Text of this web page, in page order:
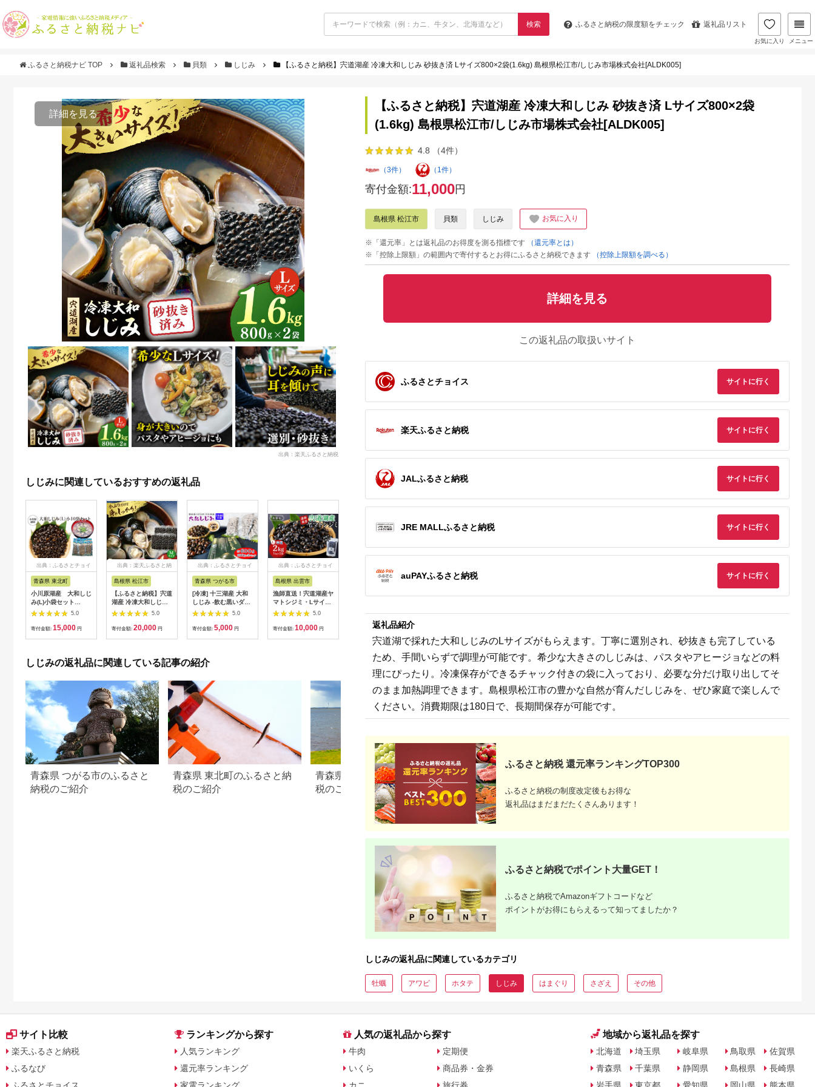
検索 ふるさと納税の限度額をチェック 返礼品リスト
お気に入り メニュー
ふるさと納税ナビ TOP 返礼品検索 貝類 しじみ 【ふるさと納税】宍道湖産 冷凍大和しじみ 砂抜き済 Lサイズ800×2袋(1.6kg) 島根県松江市/しじみ市場株式会社[ALDK005]
詳細を見る
出典：楽天ふるさと納税
しじみに関連しているおすすめの返礼品
出典：ふるさとチョイ
青森県 東北町
小川原湖産 大和しじ
み(L)小袋セット
150g×10パック/計
1kg 【02408-
0128】
5.0
寄付金額: 15,000 円
出典：楽天ふるさと納
島根県 松江市
【ふるさと納税】宍道
湖産 冷凍大和しじみ
砂抜き済 Mサイズ
800g×6袋(4.8kg) 島
根県松江市/しじみ市
5.0
寄付金額: 20,000 円
出典：ふるさとチョイ
青森県 つがる市
[冷凍] 十三湖産 大和
しじみ -飲む黒いダイ
ヤ- 600g (小貝
200g×3パック)｜ヤマ
トシジミ貝 青森 津軽
汁 [0767]
5.0
寄付金額: 5,000 円
出典：ふるさとチョイ
島根県 出雲市
漁師直送！宍道湖産ヤ
マトシジミ・Lサイズ
冷凍 2kg ｜ヤマトシ
ジミ 宍道湖産 しじみ
蜆 貝 冷凍 味噌汁 し
5.0
寄付金額: 10,000 円
ス
茨城県 水戸市
川【シジミ オルニチ
ン ミネラル ビタミン
B12 出汁 肝臓 味噌汁
スープ 茨城県 水戸
市】（IX-115）
5.0
寄付金額:7,000円
北海道 網走市
5.0 5.0 5.0
出典：楽天ふるさと納
税
cai 栄養 料理 調理 レ
シピ 蜆 島根県 出雲市
5.0
出典：ふるさとチョ
青森県 六ヶ所村
しじみの返礼品に関連している記事の紹介
青森県 つがる市のふるさと
納税のご紹介
青森県 東北町のふるさと納
税のご紹介
青森県 中泊町のふるさと納
税のご紹介
茨城県 大洗町のふるさと納
税のご紹介
【ふるさと納税】宍道湖産 冷凍大和しじみ 砂抜き済 Lサイズ800×2袋
(1.6kg) 島根県松江市/しじみ市場株式会社[ALDK005]
4.8 （4件）
（3件） （1件）
寄付金額:11,000円
島根県 松江市 貝類 しじみ お気に入り
※「還元率」とは返礼品のお得度を測る指標です
（還元率とは）
※「控除上限額」の範囲内で寄付するとお得にふるさと納税できます
（控除上限額を調べる）
詳細を見る
この返礼品の取扱いサイト
ふるさとチョイス サイトに行く
楽天ふるさと納税 サイトに行く
JALふるさと納税 サイトに行く
JRE MALLふるさと納税 サイトに行く
auPAYふるさと納税 サイトに行く
返礼品紹介
宍道湖で採れた大和しじみのLサイズがもらえます。丁寧に選別され、砂抜きも完了している
ため、手間いらずで調理が可能です。希少な大きさのしじみは、パスタやアヒージョなどの料
理にぴったり。冷凍保存ができるチャック付きの袋に入っており、必要な分だけ取り出してそ
のまま加熱調理できます。島根県松江市の豊かな自然が育んだしじみを、ぜひ家庭で楽しんで
ください。消費期限は180日で、長期間保存が可能です。
ふるさと納税 還元率ランキングTOP300
ふるさと納税の制度改定後もお得な
返礼品はまだまだたくさんあります！
ふるさと納税でポイント大量GET！
ふるさと納税でAmazonギフトコードなど
ポイントがお得にもらえるって知ってましたか？
しじみの返礼品に関連しているカテゴリ
牡蠣 アワビ ホタテ しじみ はまぐり さざえ その他
サイト比較
楽天ふるさと納税
ふるなび
ふるさとチョイス
ランキングから探す
人気ランキング
還元率ランキング
家電ランキング
人気の返礼品から探す
牛肉
いくら
カニ
定期便
商品券・金券
旅行券
地域から返礼品を探す
北海道
青森県
岩手県
埼玉県
千葉県
東京都
岐阜県
静岡県
愛知県
鳥取県
島根県
岡山県
佐賀県
長崎県
熊本県